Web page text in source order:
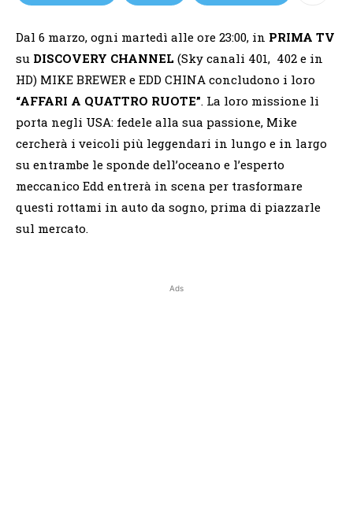
Dal 6 marzo, ogni martedì alle ore 23:00, in PRIMA TV
su DISCOVERY CHANNEL (Sky canali 401, 402 e in
HD) MIKE BREWER e EDD CHINA concludono i loro
“AFFARI A QUATTRO RUOTE”. La loro missione li
porta negli USA: fedele alla sua passione, Mike
cercherà i veicoli più leggendari in lungo e in largo
su entrambe le sponde dell’oceano e l’esperto
meccanico Edd entrerà in scena per trasformare
questi rottami in auto da sogno, prima di piazzarle
sul mercato.
Ads